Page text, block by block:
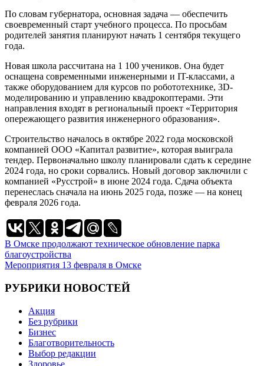
По словам губернатора, основная задача — обеспечить
своевременный старт учебного процесса. По просьбам
родителей занятия планируют начать 1 сентября текущего
года.
Новая школа рассчитана на 1 100 учеников. Она будет
оснащена современными инженерными и IT-классами, а
также оборудованием для курсов по робототехнике, 3D-
моделированию и управлению квадрокоптерами. Эти
направления входят в региональный проект «Территория
опережающего развития инженерного образования».
Строительство началось в октябре 2022 года московской
компанией ООО «Капитал развитие», которая выиграла
тендер. Первоначально школу планировали сдать к середине
2024 года, но сроки сорвались. Новый договор заключили с
компанией «Русстрой» в июне 2024 года. Сдача объекта
перенеслась сначала на июнь 2025 года, позже — на конец
февраля 2026 года.
Навигация
по
В Омске продолжают техническое обновление парка
благоустройства
Мероприятия 13 февраля в Омске
РУБРИКИ НОВОСТЕЙ
Акция
Без рубрики
Бизнес
Благотворительность
Выбор редакции
Здоровье